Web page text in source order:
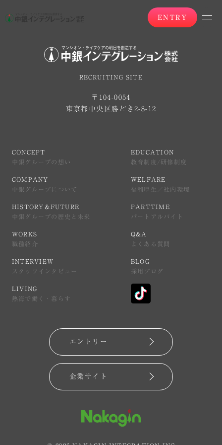
ENTRY
COMPANY
中銀グループの歴史と未来
職種紹介
スタッフインタビュー
WELFARE
パートアルバイト
よくある質問
採用ブログ
エントリー
RECRUITING SITE
〒104-0054
東京都中央区勝どき2-8-12
CONCEPT
中銀グループの想い
EDUCATION
教育制度/研修制度
COMPANY
中銀グループについて
WELFARE
福利厚生／社内環境
HISTORY＆FUTURE
中銀グループの歴史と未来
PARTTIME
パートアルバイト
WORKS
職種紹介
Q&A
よくある質問
INTERVIEW
スタッフインタビュー
BLOG
採用ブログ
LIVING
熱海で働く・暮らす
エントリー
企業サイト